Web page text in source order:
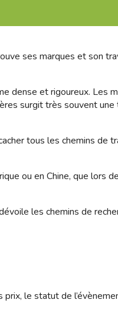
ses marques et son
dense et rigoureux. Les
surgit très souvent
tous les chemins de
ou en Chine, que lors
les chemins de
le statut de